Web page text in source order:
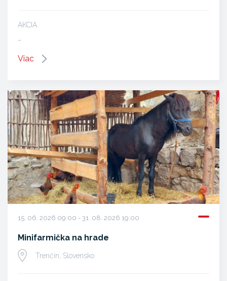
AKCIA
Viac
15. 06. 2026 09:00 - 31. 08. 2026 19:00
Minifarmička na hrade
Trenčín, Slovensko